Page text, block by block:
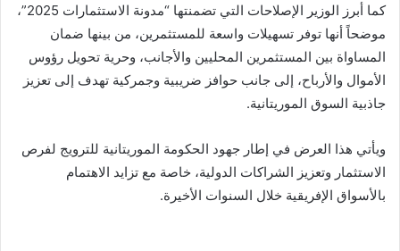
كما أبرز الوزير الإصلاحات التي تضمنتها “مدونة الاستثمارات 2025”،
موضحاً أنها توفر تسهيلات واسعة للمستثمرين، من بينها ضمان
المساواة بين المستثمرين المحليين والأجانب، وحرية تحويل رؤوس
الأموال والأرباح، إلى جانب حوافز ضريبية وجمركية تهدف إلى تعزيز
جاذبية السوق الموريتانية.
ويأتي هذا العرض في إطار جهود الحكومة الموريتانية للترويج لفرص
الاستثمار وتعزيز الشراكات الدولية، خاصة مع تزايد الاهتمام
بالأسواق الإفريقية خلال السنوات الأخيرة.